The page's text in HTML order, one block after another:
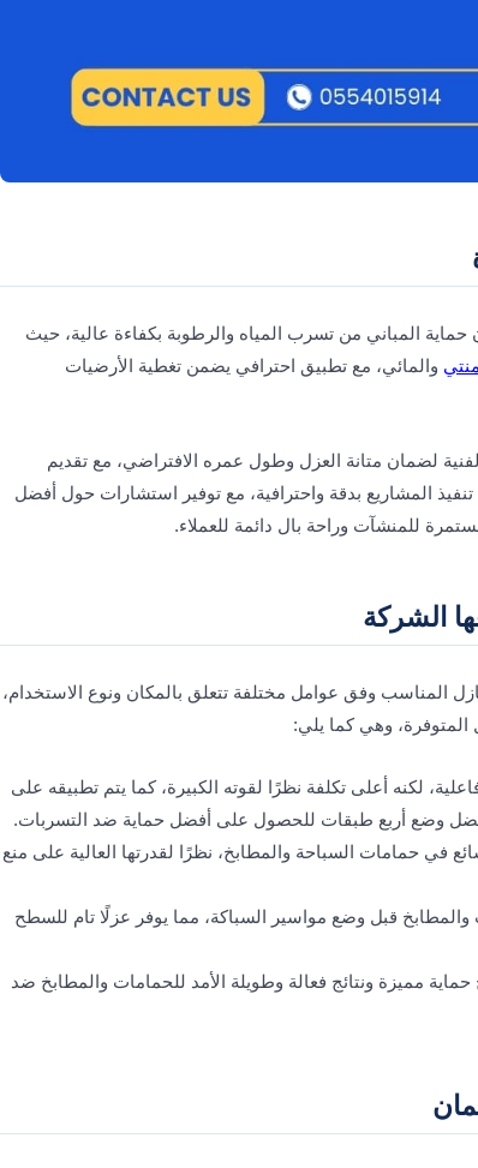
المباني من تسرب المياه والرطوبة بكفاءة عالية، حيث
والمائي، مع تطبيق احترافي يضمن تغطية الأرضيات
لضمان متانة العزل وطول عمره الافتراضي، مع تقديم
المشاريع بدقة واحترافية، مع توفير استشارات حول أفضل
للمنشآت وراحة بال دائمة للعملاء.
الشركة
المناسب وفق عوامل مختلفة تتعلق بالمكان ونوع الاستخدام،
المتوفرة، وهي كما يلي:
لكنه أعلى تكلفة نظرًا لقوته الكبيرة، كما يتم تطبيقه على
وضع أربع طبقات للحصول على أفضل حماية ضد التسربات.
في حمامات السباحة والمطابخ، نظرًا لقدرتها العالية على منع
والمطابخ قبل وضع مواسير السباكة، مما يوفر عزلًا تام للسطح
مميزة ونتائج فعالة وطويلة الأمد للحمامات والمطابخ ضد